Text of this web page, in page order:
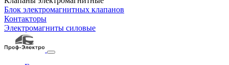
Блок электромагнитных клапанов
Контакторы
Электромагниты силовые